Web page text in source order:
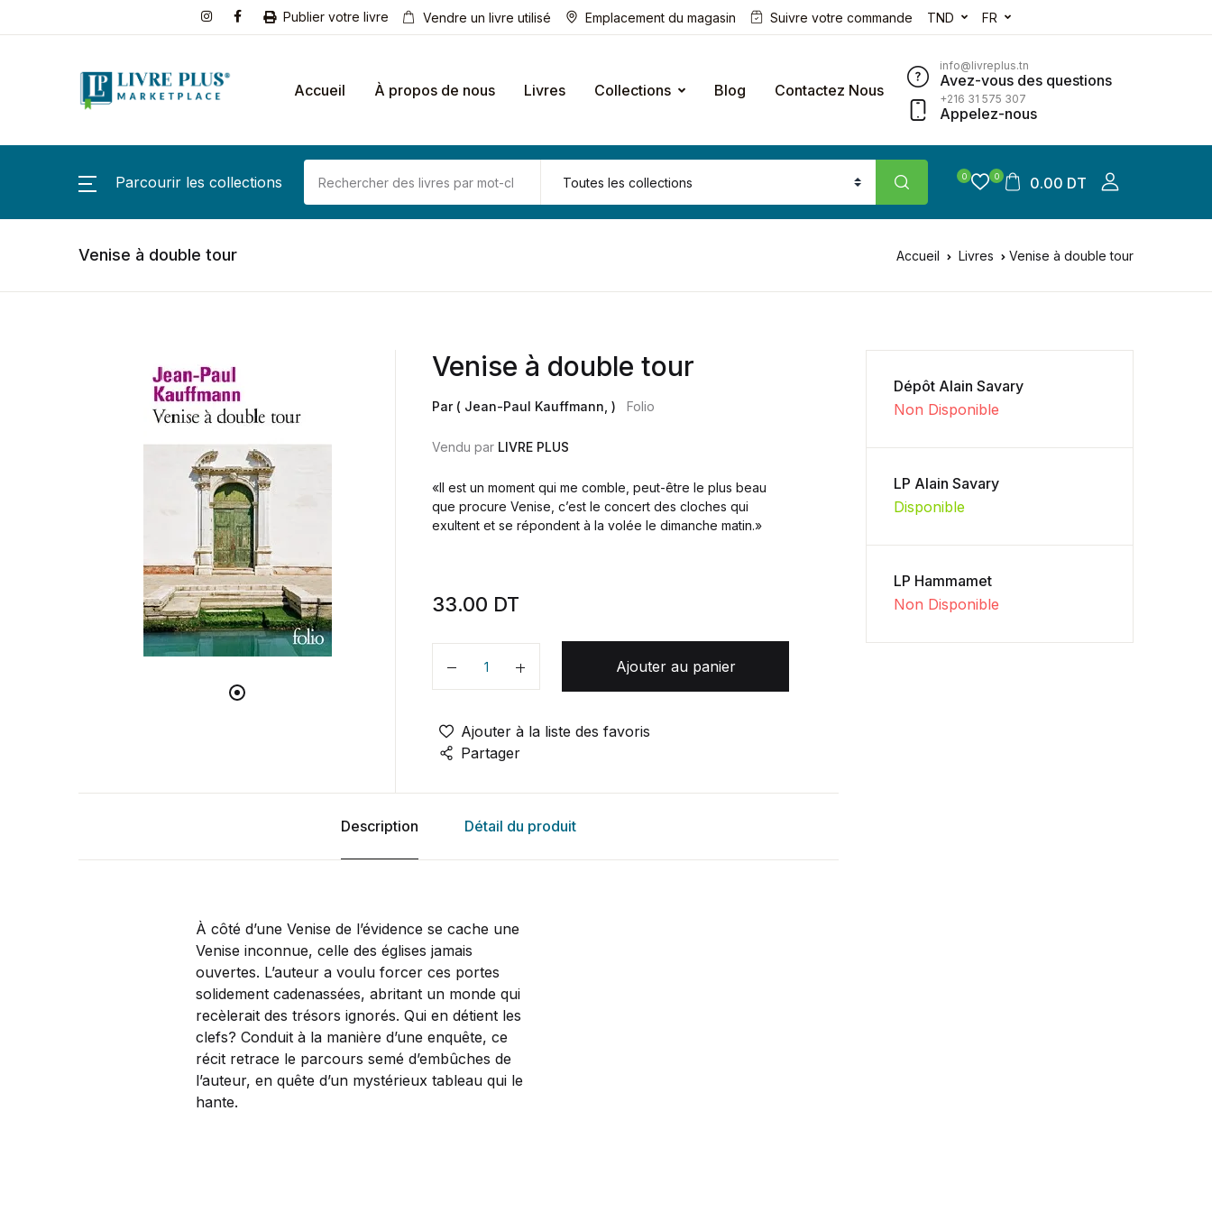
Publier votre livre Vendre un livre utilisé Emplacement du magasin Suivre votre commande TND FR
Accueil À propos de nous Livres Collections Blog Contactez Nous
info@livreplus.tn
Avez-vous des questions
+216 31 575 307
Appelez-nous
Parcourir les collections 0 0 0.00 DT
Venise à double tour Accueil Livres Venise à double tour
Venise à double tour
Par ( Jean-Paul Kauffmann, ) Folio
Vendu par LIVRE PLUS
«Il est un moment qui me comble, peut-être le plus beau
que procure Venise, c’est le concert des cloches qui
exultent et se répondent à la volée le dimanche matin.»
33.00 DT
Quantité
Ajouter au panier
Ajouter à la liste des favoris
Partager
Description Détail du produit
À côté d’une Venise de l’évidence se cache une
Venise inconnue, celle des églises jamais
ouvertes. L’auteur a voulu forcer ces portes
solidement cadenassées, abritant un monde qui
recèlerait des trésors ignorés. Qui en détient les
clefs? Conduit à la manière d’une enquête, ce
récit retrace le parcours semé d’embûches de
l’auteur, en quête d’un mystérieux tableau qui le
hante.
Dépôt Alain Savary
Non Disponible
LP Alain Savary
Disponible
LP Hammamet
Non Disponible